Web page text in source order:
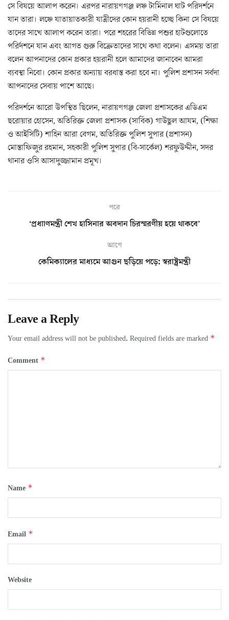
সে বিষয়ে আলাপ করেন। এরপর নারায়ণগঞ্জ লঞ্চ টার্মিনাল ঘাট পরিদর্শনে
যান তারা। লঞ্চে যাতায়াতকারী যাত্রীদের কোন হয়রানী হচ্ছে কিনা সে বিষয়ে
তাদের সাখে আলাপ করেন তারা। পরে শহরের বিভিন্ন পশুর হাটগুলোতে
পরির্দশনে যান এবং আগত গুরু বিক্রেতাদের সাথে কথা বলেন। এসময় তারা
বলেন আপনাদের কোন প্রকার হয়রানী হলে আমাদের জানাবেন আমরা
ব্যবস্থা নিবো। কোন প্রকার অন্যায় বরধাস্ত করা হবে না। পুলিশ প্রশাসন সর্বদা
আপনাদের সেবায় পাশে আছে।
পরিদর্শনে আরো উপস্থিত ছিলেন, নারায়ণগঞ্জ জেলা প্রশাসকের এডিএম
ছরোয়ার হোসেন, অতিরিক্ত জেলা প্রশাসক (সার্বিক) গাউছুল আযম, (শিক্ষা
ও আইসিটি) শাহিন আরা বেগম, অতিরিক্ত পুলিশ সুপার (প্রশাসন)
মোস্তাফিজুর রহমান, সহকারী পুলিশ সুপার (বি-সার্কেল) শরফুউদ্দীন, সদর
থানার ওসি আসাদুজ্জামান প্রমূখ।
পরে
‌‘প্রধাাণমন্ত্রী শেখ হাসিনার অবদান চিরস্মরণীয় হয়ে থাকবে’
আগে
কেমিক্যালের মাধ্যমে আগুন ছড়িয়ে পড়ে: স্বরাষ্ট্রমন্ত্রী
Leave a Reply
Your email address will not be published. Required fields are marked *
Comment *
Name *
Email *
Website